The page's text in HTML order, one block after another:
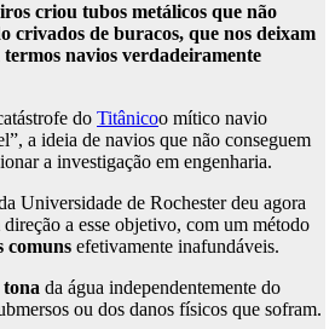
criou tubos metálicos que não
crivados de buracos, que nos deixam
navios verdadeiramente
do Titânicoo mítico navio
a ideia de navios que não conseguem
a investigação em engenharia.
Universidade de Rochester deu agora
a esse objetivo, com um método
comuns efetivamente inafundáveis.
tona da água independentemente do
ou dos danos físicos que sofram.